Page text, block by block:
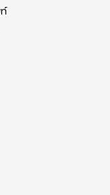
1248092